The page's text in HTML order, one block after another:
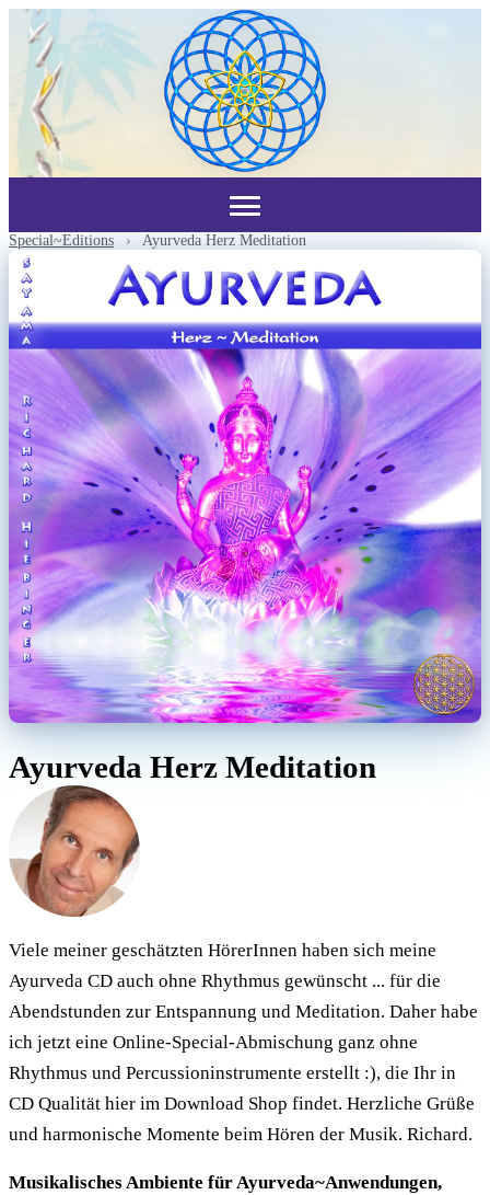
Special~Editions › Ayurveda Herz Meditation
Ayurveda Herz Meditation
Viele meiner geschätzten HörerInnen haben sich meine
Ayurveda CD auch ohne Rhythmus gewünscht ... für die
Abendstunden zur Entspannung und Meditation. Daher habe
ich jetzt eine Online-Special-Abmischung ganz ohne
Rhythmus und Percussioninstrumente erstellt :), die Ihr in
CD Qualität hier im Download Shop findet. Herzliche Grüße
und harmonische Momente beim Hören der Musik. Richard.
Musikalisches Ambiente für Ayurveda~Anwendungen,